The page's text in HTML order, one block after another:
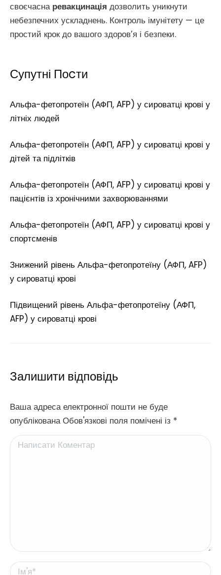
своєчасна ревакцинація дозволить уникнути
небезпечних ускладнень. Контроль імунітету — це
простий крок до вашого здоров’я і безпеки.
Супутні Поcти
Альфа-фетопротеїн (АФП, AFP) у сироватці крові у
літніх людей
Альфа-фетопротеїн (АФП, AFP) у сироватці крові у
дітей та підлітків
Альфа-фетопротеїн (АФП, AFP) у сироватці крові у
пацієнтів із хронічними захворюваннями
Альфа-фетопротеїн (АФП, AFP) у сироватці крові у
спортсменів
Знижений рівень Альфа-фетопротеїну (АФП, AFP)
у сироватці крові
Підвищений рівень Альфа-фетопротеїну (АФП,
AFP) у сироватці крові
Залишити відповідь
Ваша адреса електронної пошти не буде
опублікована Обов'язкові поля помічені із *
Написати Коментар
Ім'я *